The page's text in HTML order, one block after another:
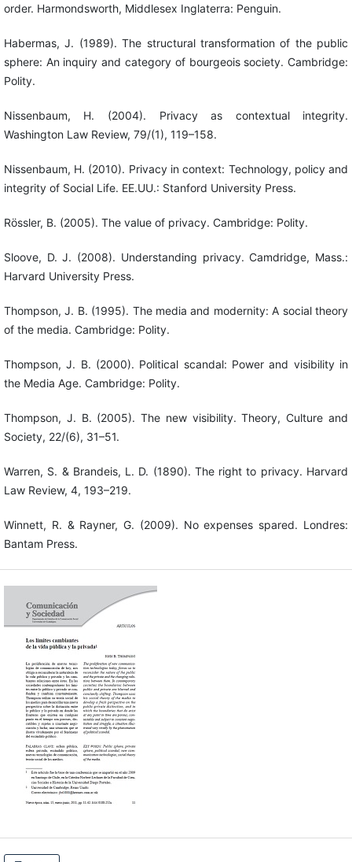
order. Harmondsworth, Middlesex Inglaterra: Penguin.
Habermas, J. (1989). The structural transformation of the public
sphere: An inquiry and category of bourgeois society. Cambridge:
Polity.
Nissenbaum, H. (2004). Privacy as contextual integrity.
Washington Law Review, 79/(1), 119–158.
Nissenbaum, H. (2010). Privacy in context: Technology, policy and
integrity of Social Life. EE.UU.: Stanford University Press.
Rössler, B. (2005). The value of privacy. Cambridge: Polity.
Sloove, D. J. (2008). Understanding privacy. Camdridge, Mass.:
Harvard University Press.
Thompson, J. B. (1995). The media and modernity: A social theory
of the media. Cambridge: Polity.
Thompson, J. B. (2000). Political scandal: Power and visibility in
the Media Age. Cambridge: Polity.
Thompson, J. B. (2005). The new visibility. Theory, Culture and
Society, 22/(6), 31–51.
Warren, S. & Brandeis, L. D. (1890). The right to privacy. Harvard
Law Review, 4, 193–219.
Winnett, R. & Rayner, G. (2009). No expenses spared. Londres:
Bantam Press.